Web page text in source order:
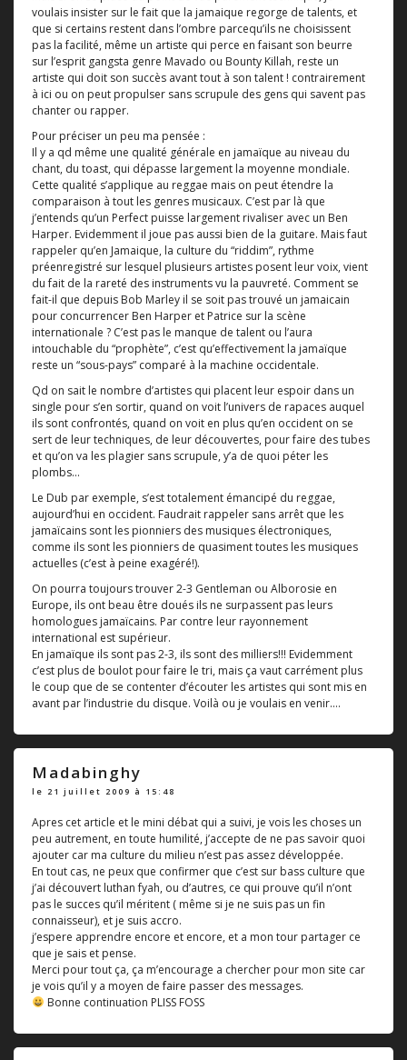
voulais insister sur le fait que la jamaique regorge de talents, et
que si certains restent dans l’ombre parcequ’ils ne choisissent
pas la facilité, même un artiste qui perce en faisant son beurre
sur l’esprit gangsta genre Mavado ou Bounty Killah, reste un
artiste qui doit son succès avant tout à son talent ! contrairement
à ici ou on peut propulser sans scrupule des gens qui savent pas
chanter ou rapper.
Pour préciser un peu ma pensée :
Il y a qd même une qualité générale en jamaïque au niveau du
chant, du toast, qui dépasse largement la moyenne mondiale.
Cette qualité s’applique au reggae mais on peut étendre la
comparaison à tout les genres musicaux. C’est par là que
j’entends qu’un Perfect puisse largement rivaliser avec un Ben
Harper. Evidemment il joue pas aussi bien de la guitare. Mais faut
rappeler qu’en Jamaique, la culture du “riddim”, rythme
préenregistré sur lesquel plusieurs artistes posent leur voix, vient
du fait de la rareté des instruments vu la pauvreté. Comment se
fait-il que depuis Bob Marley il se soit pas trouvé un jamaicain
pour concurrencer Ben Harper et Patrice sur la scène
internationale ? C’est pas le manque de talent ou l’aura
intouchable du “prophète”, c’est qu’effectivement la jamaïque
reste un “sous-pays” comparé à la machine occidentale.
Qd on sait le nombre d’artistes qui placent leur espoir dans un
single pour s’en sortir, quand on voit l’univers de rapaces auquel
ils sont confrontés, quand on voit en plus qu’en occident on se
sert de leur techniques, de leur découvertes, pour faire des tubes
et qu’on va les plagier sans scrupule, y’a de quoi péter les
plombs...
Le Dub par exemple, s’est totalement émancipé du reggae,
aujourd’hui en occident. Faudrait rappeler sans arrêt que les
jamaïcains sont les pionniers des musiques électroniques,
comme ils sont les pionniers de quasiment toutes les musiques
actuelles (c’est à peine exagéré!).
On pourra toujours trouver 2-3 Gentleman ou Alborosie en
Europe, ils ont beau être doués ils ne surpassent pas leurs
homologues jamaïcains. Par contre leur rayonnement
international est supérieur.
En jamaïque ils sont pas 2-3, ils sont des milliers!!! Evidemment
c’est plus de boulot pour faire le tri, mais ça vaut carrément plus
le coup que de se contenter d’écouter les artistes qui sont mis en
avant par l’industrie du disque. Voilà ou je voulais en venir....
Madabinghy
le 21 juillet 2009 à 15:48
Apres cet article et le mini débat qui a suivi, je vois les choses un
peu autrement, en toute humilité, j’accepte de ne pas savoir quoi
ajouter car ma culture du milieu n’est pas assez développée.
En tout cas, ne peux que confirmer que c’est sur bass culture que
j’ai découvert luthan fyah, ou d’autres, ce qui prouve qu’il n’ont
pas le succes qu’il méritent ( même si je ne suis pas un fin
connaisseur), et je suis accro.
j’espere apprendre encore et encore, et a mon tour partager ce
que je sais et pense.
Merci pour tout ça, ça m’encourage a chercher pour mon site car
je vois qu’il y a moyen de faire passer des messages.
Bonne continuation PLISS FOSS